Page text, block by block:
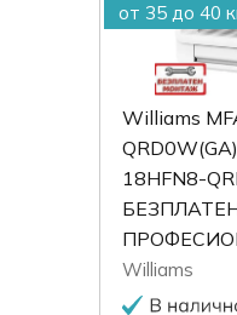
от 35 до 40
Williams
18HFN8-
Williams